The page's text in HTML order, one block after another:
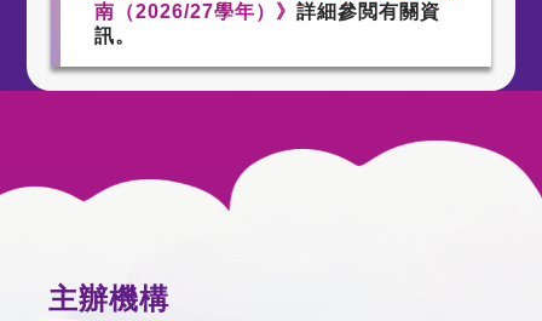
南（2026/27學年）》 詳細參閲有關資
訊。
主辦機構